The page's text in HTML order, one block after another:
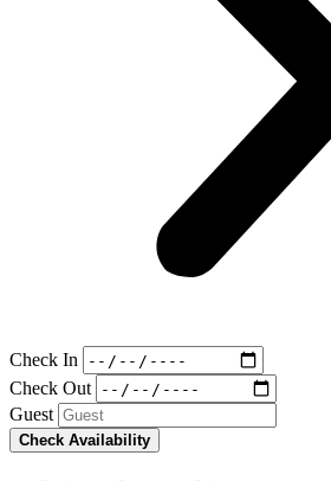
Check In
Check Out
Guest
Check Availability